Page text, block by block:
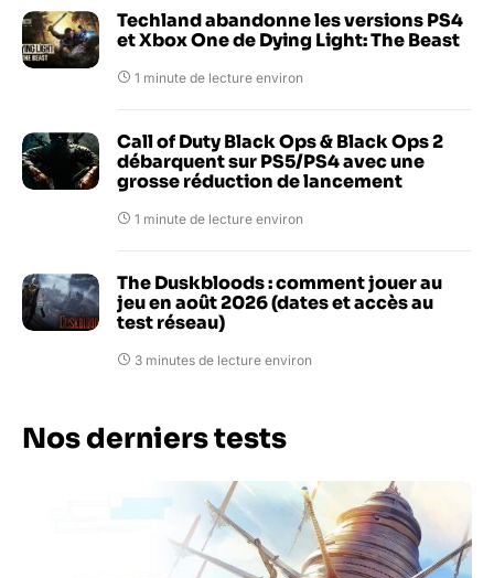
Techland abandonne les versions PS4
et Xbox One de Dying Light: The Beast
1 minute de lecture environ
Call of Duty Black Ops & Black Ops 2
débarquent sur PS5/PS4 avec une
grosse réduction de lancement
1 minute de lecture environ
The Duskbloods : comment jouer au
jeu en août 2026 (dates et accès au
test réseau)
3 minutes de lecture environ
Nos derniers tests